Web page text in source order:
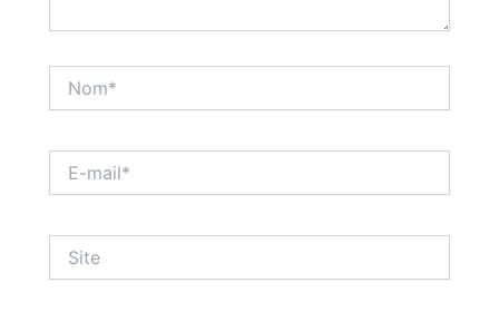
mail*